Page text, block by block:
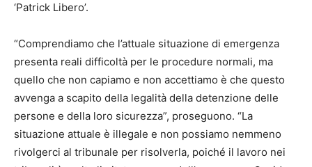
‘Patrick Libero’.
“Comprendiamo che l’attuale situazione di emergenza
presenta reali difficoltà per le procedure normali, ma
quello che non capiamo e non accettiamo è che questo
avvenga a scapito della legalità della detenzione delle
persone e della loro sicurezza”, proseguono. “La
situazione attuale è illegale e non possiamo nemmeno
rivolgerci al tribunale per risolverla, poiché il lavoro nei